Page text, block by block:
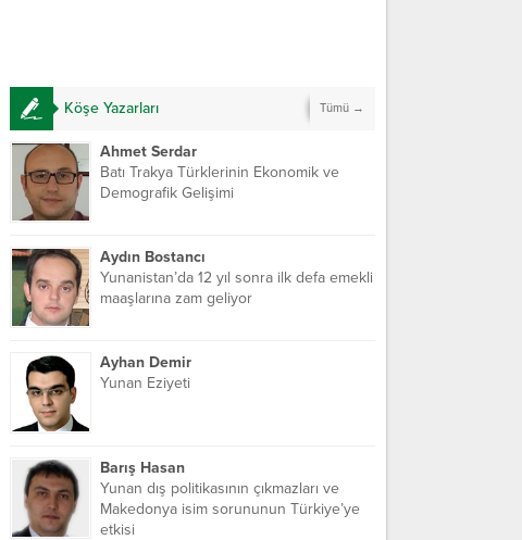
Köşe Yazarları Tümü →
Ahmet Serdar
Batı Trakya Türklerinin Ekonomik ve
Demografik Gelişimi
Aydın Bostancı
Yunanistan’da 12 yıl sonra ilk defa emekli
maaşlarına zam geliyor
Ayhan Demir
Yunan Eziyeti
Barış Hasan
Yunan dış politikasının çıkmazları ve
Makedonya isim sorununun Türkiye’ye
etkisi